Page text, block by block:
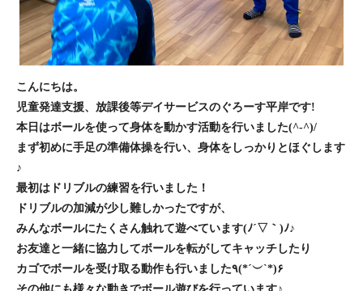
こんにちは。
児童発達支援、放課後等デイサービスのぐろーす平岸です!
本日はボールを使って身体を動かす活動を行いました(^-^)/
まず初めに手足の準備体操を行い、身体をしっかりとほぐします
♪
最初はドリブルの練習を行いました！
ドリブルの加減が少し難しかったですが、
みんなボールにたくさん触れて遊べています(ﾉ´▽｀)ﾉ♪
お友達と一緒に協力してボールを転がしてキャッチしたり
カゴでボールを受け取る動作も行いました٩(*´︶`*)۶